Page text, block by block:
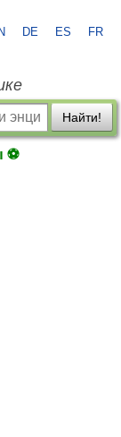
DE ES FR
Найти!
⚽